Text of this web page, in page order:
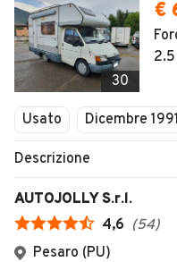
30
€
2.5
Usato Dicembre 1991
Descrizione
AUTOJOLLY S.r.l.
4,6 (54)
Pesaro (PU)